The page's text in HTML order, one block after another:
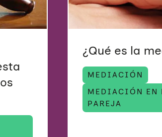
¿Qué es la
MEDIACIÓN
MEDIACIÓN EN
PAREJA